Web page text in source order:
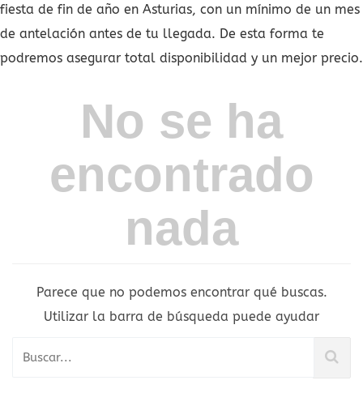
fiesta de fin de año en Asturias, con un mínimo de un mes
de antelación antes de tu llegada. De esta forma te
podremos asegurar total disponibilidad y un mejor precio.
No se ha
encontrado
nada
Parece que no podemos encontrar qué buscas.
Utilizar la barra de búsqueda puede ayudar